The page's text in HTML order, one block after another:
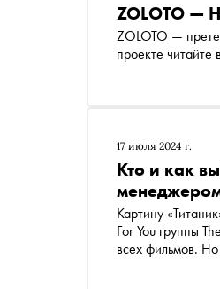
ZOLOTO —
ZOLOTO —
проекте
17 июля 2024 г.
Кто и как
Картину
For You группы
всех фильмов.